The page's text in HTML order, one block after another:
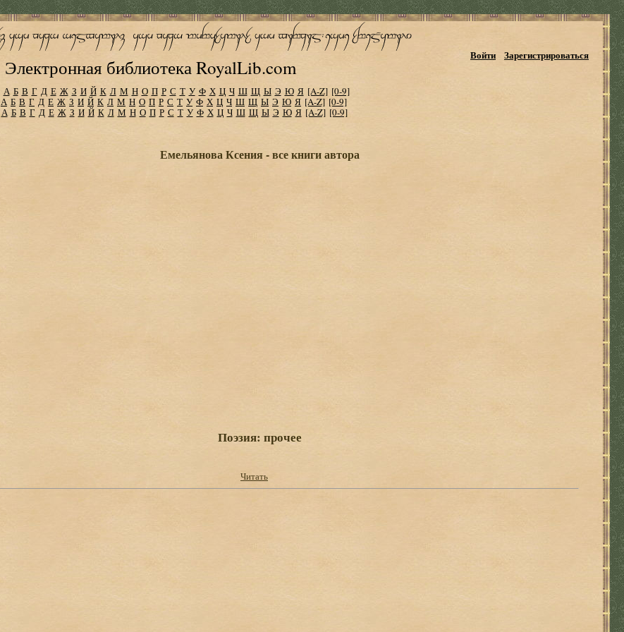
Электронная библиотека RoyalLib.com
Войти Зарегистрироваться
А Б В Г Д Е Ж З И Й К Л М Н О П Р С Т У Ф Х Ц Ч Ш Щ Ы Э Ю Я [A-Z] [0-9]
А Б В Г Д Е Ж З И Й К Л М Н О П Р С Т У Ф Х Ц Ч Ш Щ Ы Э Ю Я [A-Z] [0-9]
А Б В Г Д Е Ж З И Й К Л М Н О П Р С Т У Ф Х Ц Ч Ш Щ Ы Э Ю Я [A-Z] [0-9]
Емельянова Ксения - все книги автора
Поэзия: прочее
Читать